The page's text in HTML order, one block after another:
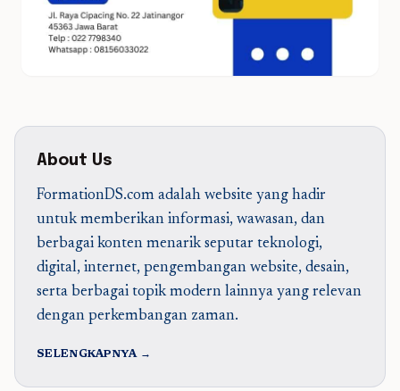
About Us
FormationDS.com adalah website yang hadir
untuk memberikan informasi, wawasan, dan
berbagai konten menarik seputar teknologi,
digital, internet, pengembangan website, desain,
serta berbagai topik modern lainnya yang relevan
dengan perkembangan zaman.
SELENGKAPNYA →